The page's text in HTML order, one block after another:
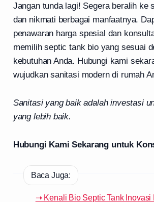
Jangan tunda lagi! Segera beralih ke
dan nikmati berbagai manfaatnya.
penawaran harga spesial dan
memilih septic tank bio yang sesuai
kebutuhan Anda. Hubungi kami
wujudkan sanitasi modern di rumah
Sanitasi yang baik adalah investasi
yang lebih baik.
Hubungi Kami Sekarang untuk
Baca Juga:
➝ Kenali Bio Septic Tank Inovasi